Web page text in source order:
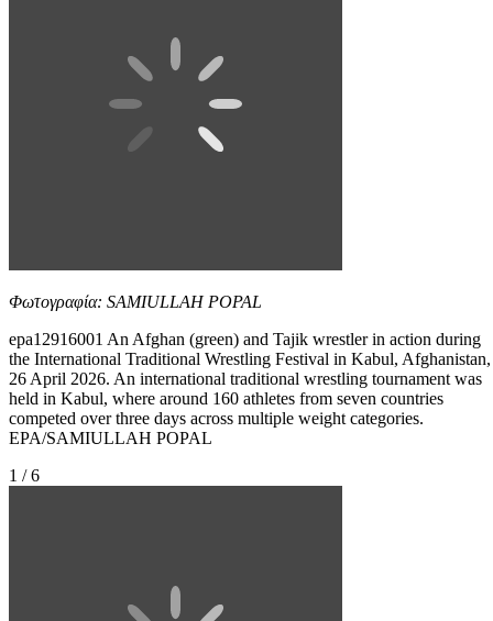
Φωτογραφία: SAMIULLAH POPAL
epa12916001 An Afghan (green) and Tajik wrestler in action during
the International Traditional Wrestling Festival in Kabul, Afghanistan,
26 April 2026. An international traditional wrestling tournament was
held in Kabul, where around 160 athletes from seven countries
competed over three days across multiple weight categories.
EPA/SAMIULLAH POPAL
1 / 6